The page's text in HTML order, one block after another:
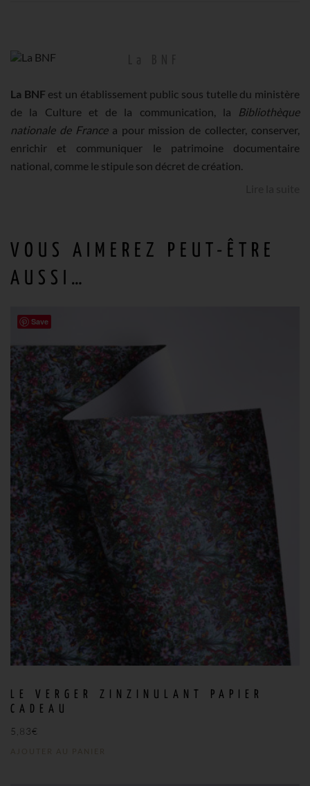
PAPIER
La BNF est un établissement public sous tutelle du ministère
de la Culture et de la communication, la
Bibliothèque
nationale de Francea pour mission de collecter, conserver,
enrichir et communiquer le patrimoine documentaire
national, comme le stipule son décret de création.
VOUS AIMEREZ PEUT-ÊTRE
AUSSI…
Save
LE VERGER ZINZINULANT PAPIER
CADEAU
5,83€
AJOUTER AU PANIER